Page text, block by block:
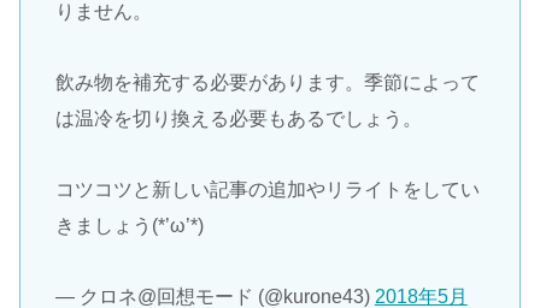
りません。
飲み物を補充する必要があります。季節によって
は温冷を切り換える必要もあるでしょう。
コツコツと新しい記事の追加やリライトをしてい
きましょう(*’ω’*)
— クロネ@回想モード (@kurone43) 2018年5月